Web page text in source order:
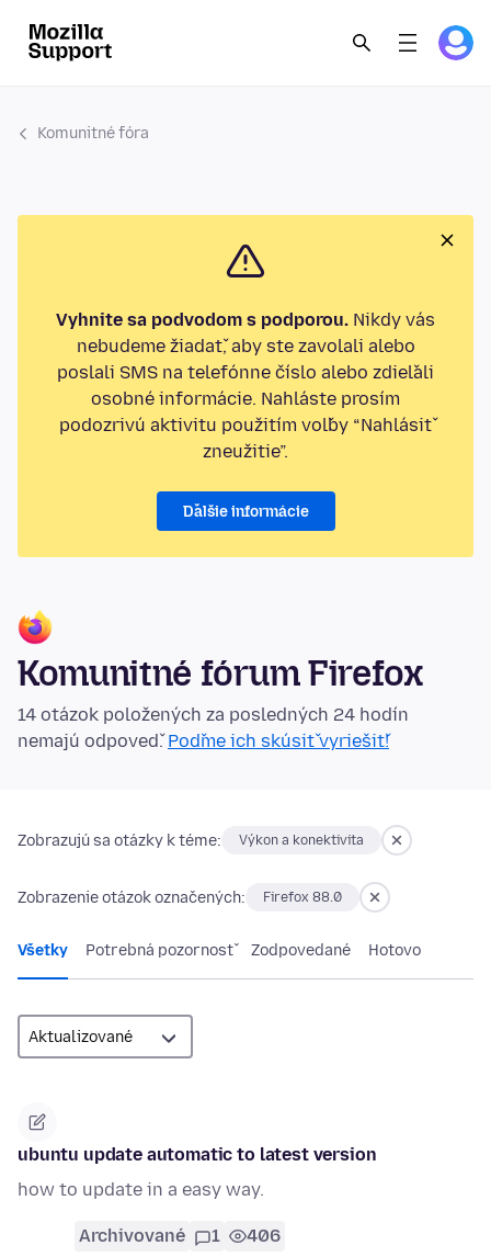
Komunitné fóra
Vyhnite sa podvodom s podporou. Nikdy vás
nebudeme žiadať, aby ste zavolali alebo
poslali SMS na telefónne číslo alebo zdieľali
osobné informácie. Nahláste prosím
podozrivú aktivitu použitím voľby “Nahlásiť
zneužitie”.
Ďalšie informácie
Komunitné fórum Firefox
14 otázok položených za posledných 24 hodín
nemajú odpoveď.Poďme ich skúsiť vyriešiť!
Zobrazujú sa otázky k téme: Výkon a konektivita
Zobrazenie otázok označených: Firefox 88.0
Všetky Potrebná pozornosť Zodpovedané Hotovo
ubuntu update automatic to latest version
how to update in a easy way.
Archivované 1 406